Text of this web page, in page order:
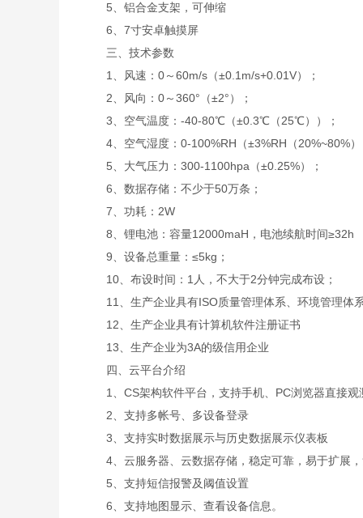
5、铝合金支架，可伸缩
6、7寸安卓触摸屏
三、技术参数
1、风速：0～60m/s（±0.1m/s+0.01V）；
2、风向：0～360°（±2°）；
3、空气温度：-40-80℃（±0.3℃（25℃））；
4、空气湿度：0-100%RH（±3%RH（20%~80%）
5、大气压力：300-1100hpa（±0.25%）；
6、数据存储：不少于50万条；
7、功耗：2W
8、锂电池：容量12000maH，电池续航时间≥32h
9、设备总重量：≤5kg；
10、布设时间：1人，不大于2分钟完成布设；
11、生产企业具有ISO质量管理体系、环境管理体
12、生产企业具有计算机软件注册证书
13、生产企业为3A的级信用企业
四、云平台介绍
1、CS架构软件平台，支持手机、PC浏览器直接观
2、支持多帐号、多设备登录
3、支持实时数据展示与历史数据展示仪表板
4、云服务器、云数据存储，稳定可靠，易于扩展，
5、支持短信报警及阈值设置
6、支持地图显示、查看设备信息。